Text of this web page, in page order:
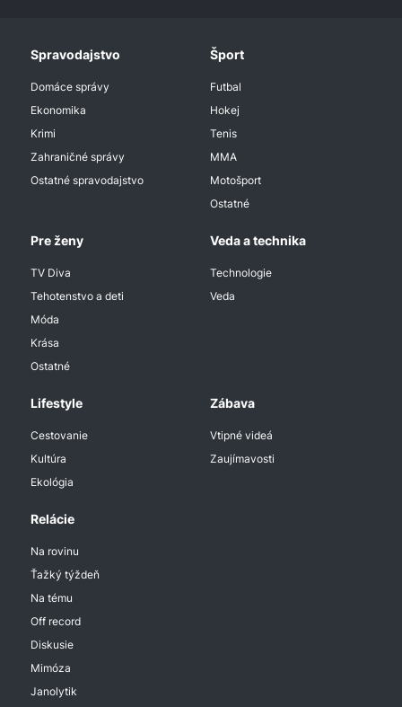
Spravodajstvo
Domáce správy
Ekonomika
Krimi
Zahraničné správy
Ostatné spravodajstvo
Šport
Futbal
Hokej
Tenis
MMA
Motošport
Ostatné
Pre ženy
TV Diva
Tehotenstvo a deti
Móda
Krása
Ostatné
Veda a technika
Technologie
Veda
Lifestyle
Cestovanie
Kultúra
Ekológia
Zábava
Vtipné videá
Zaujímavosti
Relácie
Na rovinu
Ťažký týždeň
Na tému
Off record
Diskusie
Mimóza
Janolytik